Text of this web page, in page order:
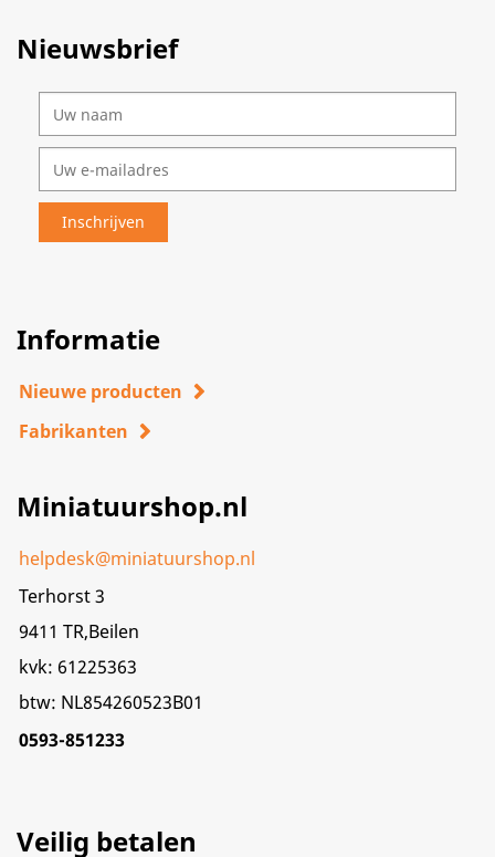
Nieuwsbrief
Informatie
Nieuwe producten
Fabrikanten
Miniatuurshop.nl
helpdesk@miniatuurshop.nl
Terhorst 3
9411 TR,Beilen
kvk: 61225363
btw: NL854260523B01
0593-851233
Veilig betalen